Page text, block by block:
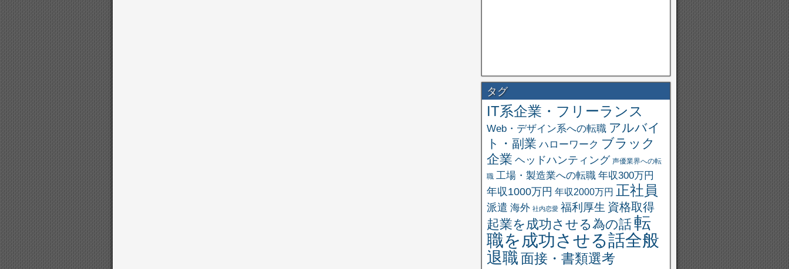
タグ
IT系企業・フリーランス
Web・デザイン系への転職 アルバイ
ト・副業 ハローワーク ブラック
企業 ヘッドハンティング 声優業界への転
職 工場・製造業への転職 年収300万円
年収1000万円 年収2000万円 正社員
派遣 海外 社内恋愛 福利厚生 資格取得
起業を成功させる為の話転
職を成功させる話全般
退職面接・書類選考